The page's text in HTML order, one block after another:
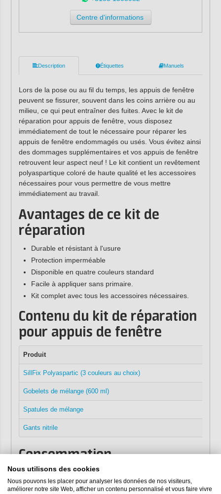
Centre d'informations
Description Étiquettes Manuels
Lors de la pose ou au fil du temps, les appuis de fenêtre
peuvent se fissurer, souvent dans les coins arrière ou au
milieu, ce qui peut entraîner des fuites. Avec le kit de
réparation pour appuis de fenêtre, vous disposez
immédiatement de tout le nécessaire pour réparer les
appuis de fenêtre endommagés ou usés. Vous évitez ainsi
des dommages supplémentaires et vos appuis de fenêtre
retrouvent leur aspect neuf ! Le kit contient un revêtement
polyaspartique coloré de haute qualité et les accessoires
nécessaires pour vous permettre de vous mettre
immédiatement au travail.
Avantages de ce kit de
réparation
Durable et résistant à l'usure
Protection imperméable
Disponible en quatre couleurs standard
Facile à appliquer sans primaire.
Kit complet avec tous les accessoires nécessaires.
Contenu du kit de réparation
pour appuis de fenêtre
Produit
SillFix Polyaspartic (3 couleurs au choix)
Gobelets de mélange (600 ml)
Spatules de mélange
Gants nitrile
Consommation
Avec 1 kg de SillFix Polyaspartique, vous pouvez réparer
une surface d'environ 1 à 1,5 m² (environ 2 à 3 mètres de
Nous utilisons des cookies
Nous pouvons les placer pour analyser les données de nos visiteurs,
améliorer notre site Web, afficher un contenu personnalisé et vous faire vivre